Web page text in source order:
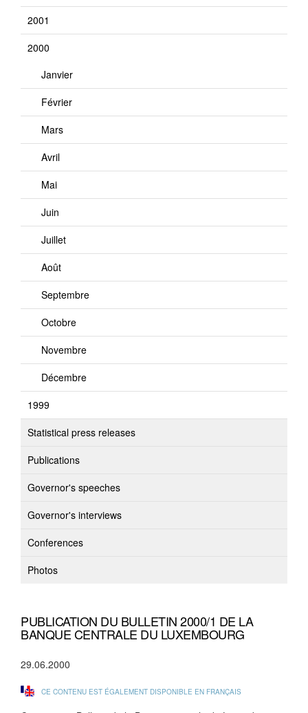
2001
2000
Janvier
Février
Mars
Avril
Mai
Juin
Juillet
Août
Septembre
Octobre
Novembre
Décembre
1999
Statistical press releases
Publications
Governor's speeches
Governor's interviews
Conferences
Photos
PUBLICATION DU BULLETIN 2000/1 DE LA
BANQUE CENTRALE DU LUXEMBOURG
29.06.2000
CE CONTENU EST ÉGALEMENT DISPONIBLE EN FRANÇAIS